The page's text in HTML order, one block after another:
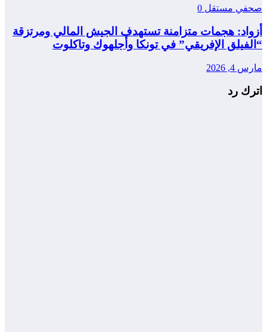
صحفي مستقل 0
أزواد: هجمات متزامنة تستهدف الجيش المالي ومرتزقة
“الفيلق الإفريقي” في تونكا وأجلهوك وتاكلوت
مارس 4, 2026
اترك رد